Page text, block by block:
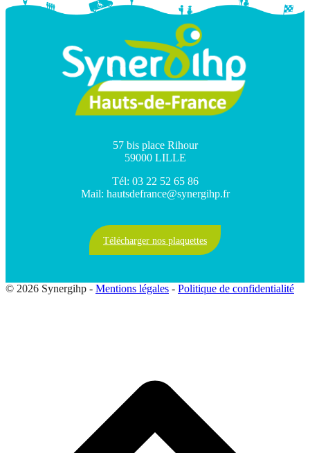
57 bis place Rihour
59000 LILLE
Tél: 03 22 52 65 86
Mail: hautsdefrance@synergihp.fr
Télécharger nos plaquettes
© 2026 Synergihp - Mentions légales - Politique de confidentialité